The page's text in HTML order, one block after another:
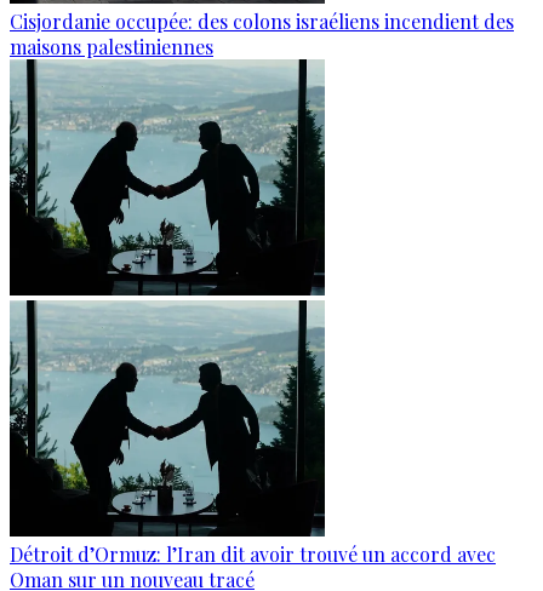
Cisjordanie occupée: des colons israéliens incendient des
maisons palestiniennes
Détroit d’Ormuz: l’Iran dit avoir trouvé un accord avec
Oman sur un nouveau tracé